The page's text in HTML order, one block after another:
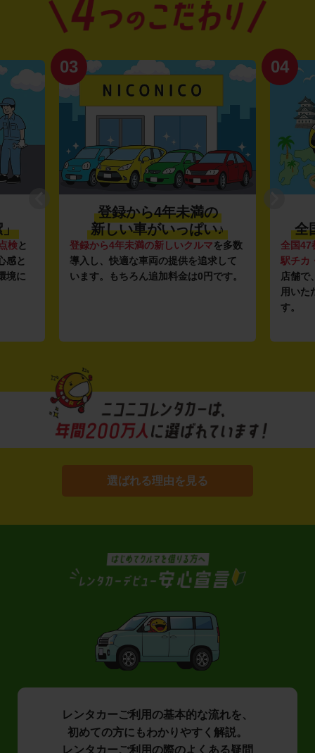
」
検と
感と
境に
03
登録から4年未満の
新しい車がいっぱい♪
登録から4年未満の新しいクルマを多数
導入し、快適な車両の提供を追求して
います。もちろん追加料金は0円です。
04
全
全国47
駅チカ
店舗で
用いた
す。
選ばれる理由を見る
レンタカーご利用の基本的な流れを、
初めての方にもわかりやすく解説。
レンタカーご利用の際のよくある疑問